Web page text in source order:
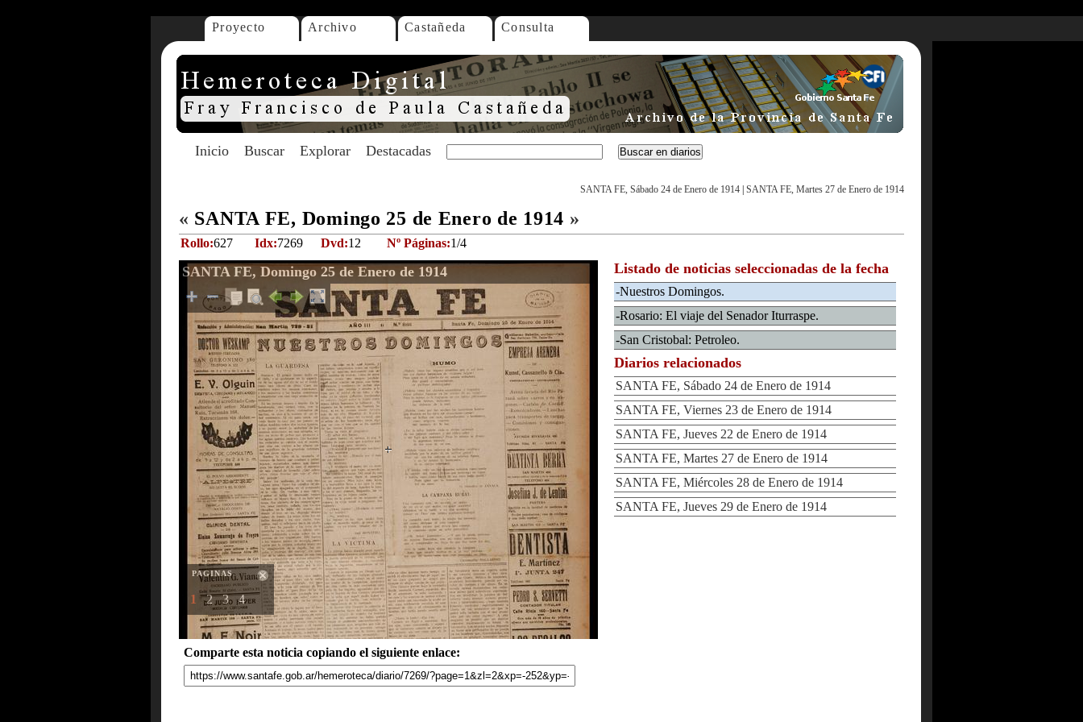
Proyecto Archivo Castañeda Consulta
Inicio Buscar Explorar Destacadas
SANTA FE, Sábado 24 de Enero de 1914 SANTA FE, Martes 27 de Enero de 1914
« SANTA FE, Domingo 25 de Enero de 1914 »
Rollo:627 Idx:7269 Dvd:12 Nº Páginas:1/4
SANTA FE, Domingo 25 de Enero de 1914
PAGINAS
1 2 3 4
Comparte esta noticia copiando el siguiente enlace:
Listado de noticias seleccionadas de la fecha
-Nuestros Domingos.
-Rosario: El viaje del Senador Iturraspe.
-San Cristobal: Petroleo.
Diarios relacionados
SANTA FE, Sábado 24 de Enero de 1914
SANTA FE, Viernes 23 de Enero de 1914
SANTA FE, Jueves 22 de Enero de 1914
SANTA FE, Martes 27 de Enero de 1914
SANTA FE, Miércoles 28 de Enero de 1914
SANTA FE, Jueves 29 de Enero de 1914